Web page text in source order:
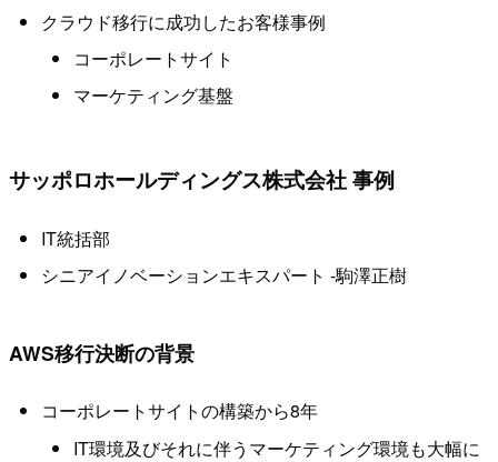
クラウド移行に成功したお客様事例
コーポレートサイト
マーケティング基盤
サッポロホールディングス株式会社 事例
IT統括部
シニアイノベーションエキスパート -駒澤正樹
AWS移行決断の背景
コーポレートサイトの構築から8年
IT環境及びそれに伴うマーケティング環境も大幅に